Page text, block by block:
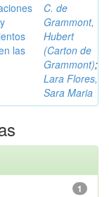
las
C. de
Grammont,
Hubert
(Carton de
Grammont);
Lara Flores,
Sara Maria
1